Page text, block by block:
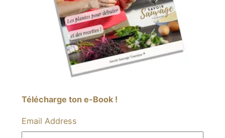
Télécharge ton e-Book !
Email Address